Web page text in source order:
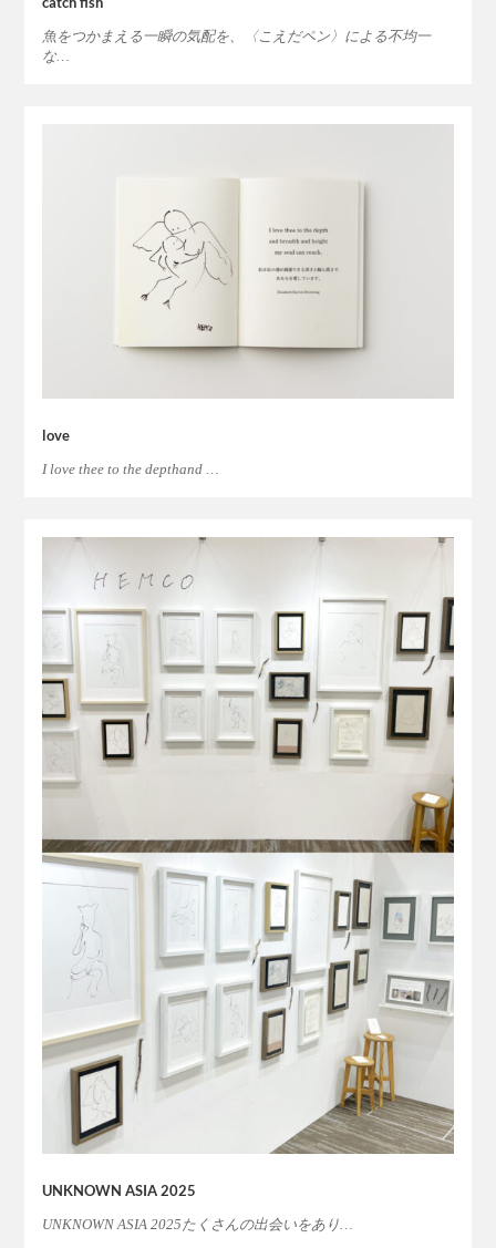
魚をつかまえる一瞬の気配を、〈こえだペン〉による不均一
な…
love
I love thee to the depthand …
UNKNOWN ASIA 2025
UNKNOWN ASIA 2025たくさんの出会いをあり…